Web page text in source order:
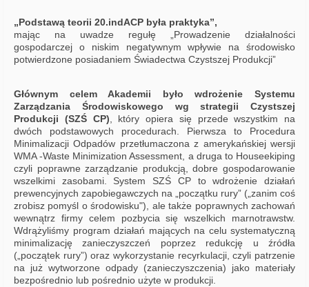
„Podstawą teorii 20.indACP była praktyka”,
mając na uwadze regułę „Prowadzenie działalności
gospodarczej o niskim negatywnym wpływie na środowisko
potwierdzone posiadaniem Świadectwa Czystszej Produkcji”
Głównym celem Akademii było wdrożenie Systemu
Zarządzania Środowiskowego wg strategii Czystszej
Produkcji (SZŚ CP) , który opiera się przede wszystkim na
dwóch podstawowych procedurach. Pierwsza to Procedura
Minimalizacji Odpadów przetłumaczona z amerykańskiej wersji
WMA -Waste Minimization Assessment, a druga to Houseekiping
czyli poprawne zarządzanie produkcją, dobre gospodarowanie
wszelkimi zasobami. System SZŚ CP to wdrożenie działań
prewencyjnych zapobiegawczych na „początku rury” („zanim coś
zrobisz pomyśl o środowisku"), ale także poprawnych zachowań
wewnątrz firmy celem pozbycia się wszelkich marnotrawstw.
Wdrążyliśmy program działań mających na celu systematyczną
mini­malizację zanieczyszczeń poprzez redukcję u źródła
(„początek rury”) oraz wykorzystanie recyrkulacji, czyli patrzenie
na już wytworzone odpady (zanieczyszczenia) jako materiały
bezpośrednio lub pośrednio użyte w produkcji.